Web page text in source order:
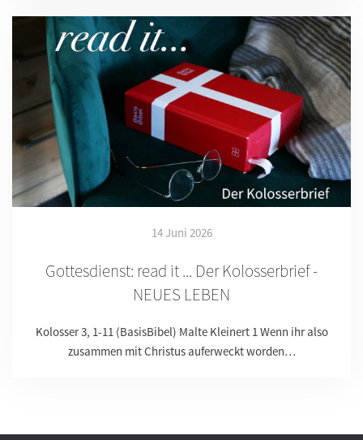
14 Juni 2026
Gottesdienst: read it ... Der Kolosserbrief -
NEUES LEBEN
Kolosser 3, 1-11 (BasisBibel) Malte Kleinert 1 Wenn ihr also
zusammen mit Christus auferweckt worden…